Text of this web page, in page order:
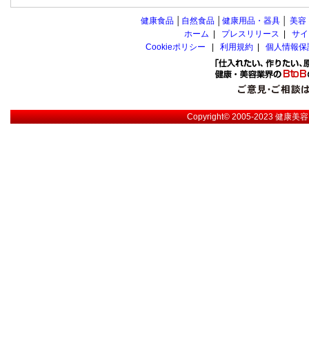
健康食品 自然食品 健康用品・器具 美容
ホーム
プレスリリース
サ
Cookieポリシー
利用規約 個人情報
Copyright© 2005-2023健康美